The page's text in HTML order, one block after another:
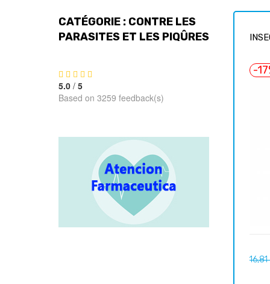
CATÉGORIE : CONTRE LES
PARASITES ET LES PIQÛRES
5.0 / 5
Based on 3259 feedback(s)
-
Prix